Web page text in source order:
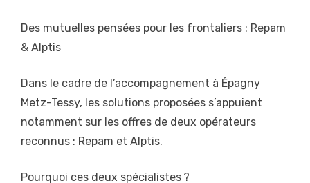
Des mutuelles pensées pour les frontaliers : Repam
& Alptis
Dans le cadre de l’accompagnement à Épagny
Metz-Tessy, les solutions proposées s’appuient
notamment sur les offres de deux opérateurs
reconnus : Repam et Alptis.
Pourquoi ces deux spécialistes ?